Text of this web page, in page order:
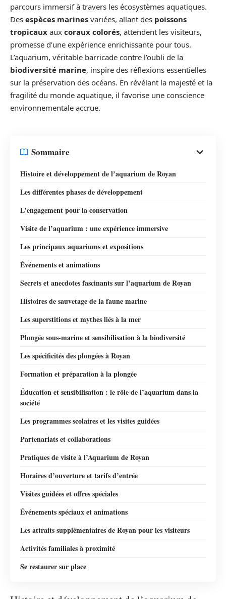
parcours immersif à travers les écosystèmes aquatiques.
Des espèces marines variées, allant des poissons
tropicaux aux coraux colorés, attendent les visiteurs,
promesse d’une expérience enrichissante pour tous.
L’aquarium, véritable barricade contre l’oubli de la
biodiversité marine, inspire des réflexions essentielles
sur la préservation des océans. En révélant la majesté et la
fragilité du monde aquatique, il favorise une conscience
environnementale accrue.
Sommaire
Histoire et développement de l’aquarium de Royan
Les différentes phases de développement
L’engagement pour la conservation
Visite de l’aquarium : une expérience immersive
Les principaux aquariums et expositions
Événements et animations
Secrets et anecdotes fascinants sur l’aquarium de Royan
Histoires de sauvetage de la faune marine
Les superstitions et mythes liés à la mer
Plongée sous-marine et sensibilisation à la biodiversité
Les spécificités des plongées à Royan
Formation et préparation à la plongée
Éducation et sensibilisation : le rôle de l’aquarium dans la
société
Les programmes scolaires et les visites guidées
Partenariats et collaborations
Pratiques de visite à l’Aquarium de Royan
Horaires d’ouverture et tarifs d’entrée
Visites guidées et offres spéciales
Événements spéciaux et animations
Les attraits supplémentaires de Royan pour les visiteurs
Activités familiales à proximité
Se restaurer sur place